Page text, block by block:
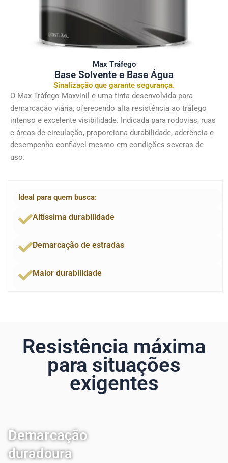
Max Tráfego
Base Solvente e Base Água
Sinalização que garante segurança.
O Max Tráfego Maxvinil é uma tinta desenvolvida para
demarcação viária, oferecendo alta resistência ao tráfego
intenso e excelente visibilidade. Indicada para rodovias, ruas
e áreas de circulação, proporciona durabilidade, aderência e
desempenho confiável mesmo em condições severas de
uso.
Ideal para quem busca:
Altíssima durabilidade
Demarcação de estradas
Maior durabilidade
Resistência máxima
para situações
exigentes
Demarcação
duradoura